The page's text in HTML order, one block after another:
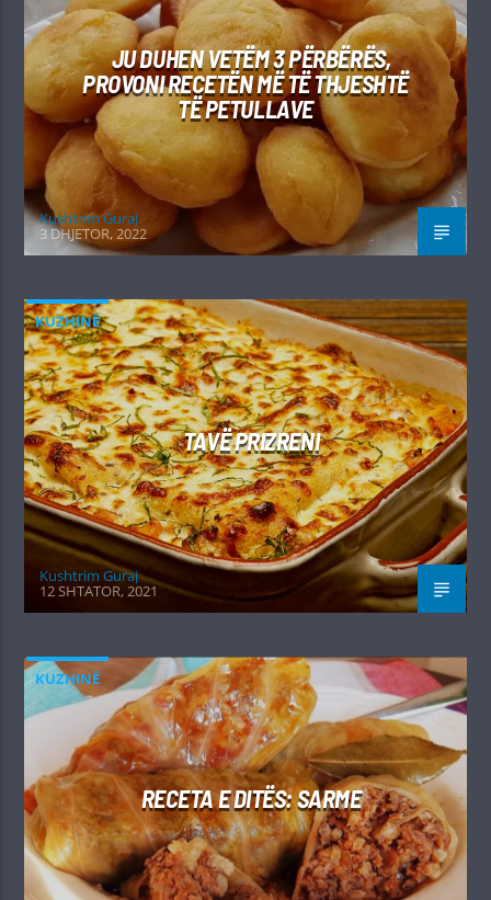
JU DUHEN VETËM 3 PËRBËRËS,
PROVONI RECETËN MË TË THJESHTË
TË PETULLAVE
Kushtrim Guraj
3 DHJETOR, 2022
KUZHINË
TAVË PRIZRENI
Kushtrim Guraj
12 SHTATOR, 2021
KUZHINË
RECETA E DITËS: SARME